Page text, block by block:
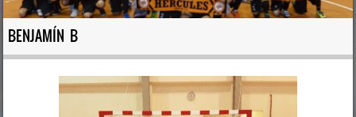
BENJAMÍN B